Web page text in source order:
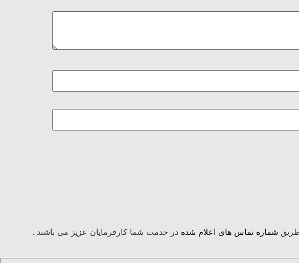
شماره تماس های اعلام شده در خدمت شما کارفرمایان عزیز می باشند .